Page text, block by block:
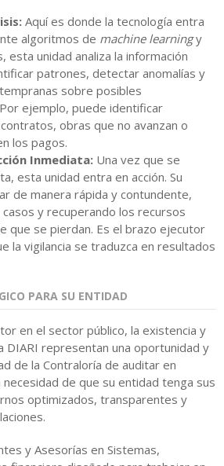
Aquí es donde la tecnología entra
algoritmos de machine learningy
esta unidad analiza la información
patrones, detectar anomalías y
sobre posibles
ejemplo, puede identificar
obras que no avanzan o
los pagos.
Inmediata: Una vez que se
esta unidad entra en acción. Su
de manera rápida y contundente,
y recuperando los recursos
que se pierdan. Es el brazo ejecutor
la vigilancia se traduzca en resultados
PARA SU ENTIDAD
en el sector público, la existencia y
DIARI representan una oportunidad y
de la Contraloría de auditar en
de que su entidad tenga sus
optimizados, transparentes y
y Asesorías en Sistemas,